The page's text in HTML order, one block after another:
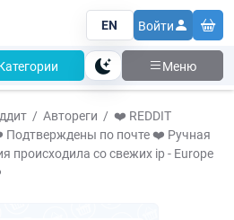
EN Войти
Тема Меню
Автореги
❤️ REDDIT
Подтверждены по почте ❤️ Ручная
происходила со свежих ip - Europe